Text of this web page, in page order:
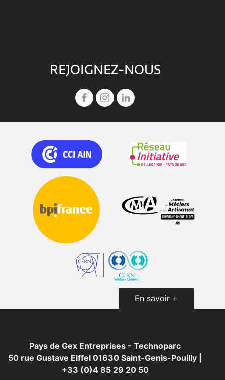
REJOIGNEZ-NOUS
En savoir +
Pays de Gex Entreprises - Technoparc
50 rue Gustave Eiffel 01630 Saint-Genis-Pouilly |
+33 (0)4 85 29 20 50